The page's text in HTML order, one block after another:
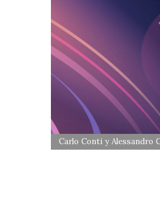
Carlo Conti y Alessandro